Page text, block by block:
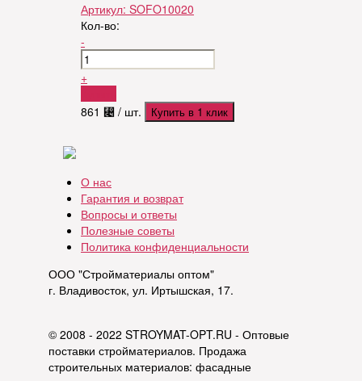
Артикул: SOFO10020
Кол-во:
-
+
861 ⃄ / шт. Купить в 1 клик
О нас
Гарантия и возврат
Вопросы и ответы
Полезные советы
Политика конфиденциальности
ООО "Стройматериалы оптом"
г. Владивосток, ул. Иртышская, 17.
© 2008 - 2022 STROYMAT-OPT.RU - Оптовые
поставки стройматериалов. Продажа
строительных материалов: фасадные